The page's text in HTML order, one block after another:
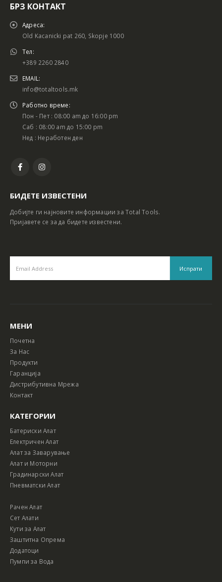
БРЗ КОНТАКТ
Адреса:
Old Kacanicki pat 260, Skopje 1000
Тел:
+389 2260 2840
EMAIL:
info@totaltools.mk
Работно време:
Пон - Пет : 08:00 am до 16:00 pm
Саб : 08:00 am до 15:00 pm
Нед : Неработен ден
БИДЕТЕ ИЗВЕСТЕНИ
Добијте ги најновите информации за Total Tools.
Пријавете се за да бидете известени.
МЕНИ
Почетна
За Нас
Продукти
Гаранција
Дистрибутивна Мрежа
Контакт
КАТЕГОРИИ
Батериски Алат
Електричен Алат
Алат за Заварување
Алат и Моторни
Градинарски Алат
Пневматски Алат
Рачен Алат
Сет Алати
Кути за Алат
Заштитна Опрема
Додатоци
Пумпи за Вода